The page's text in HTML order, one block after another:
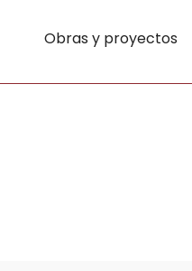
Obras y proyectos